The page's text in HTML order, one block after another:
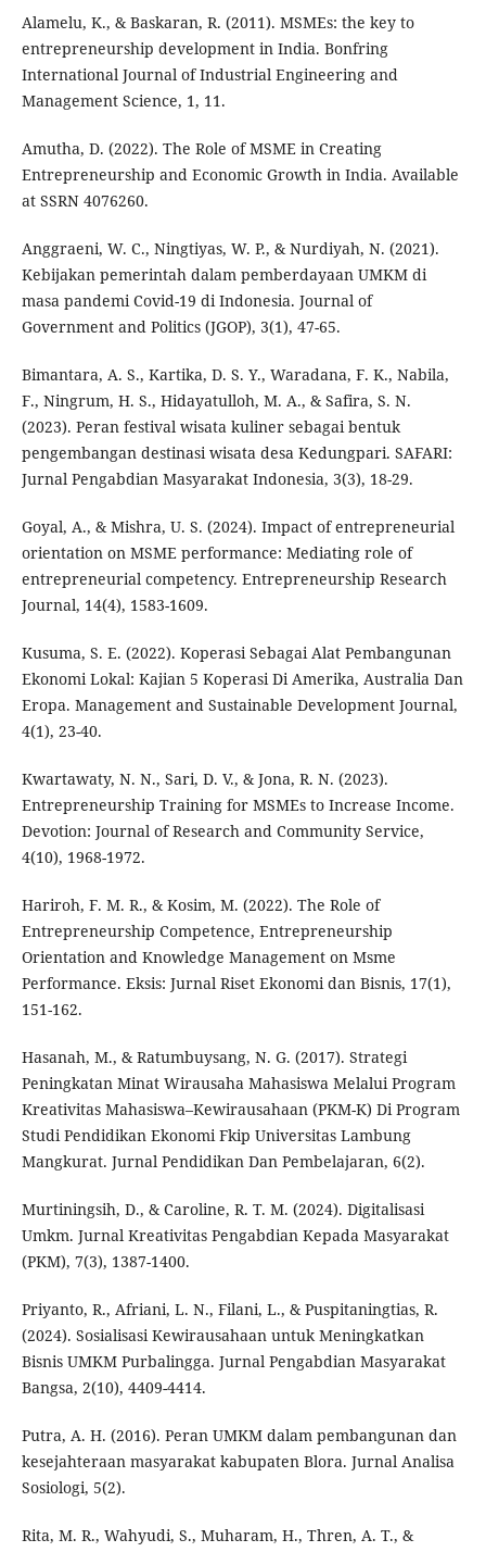
Alamelu, K., & Baskaran, R. (2011). MSMEs: the key to
entrepreneurship development in India. Bonfring
International Journal of Industrial Engineering and
Management Science, 1, 11.
Amutha, D. (2022). The Role of MSME in Creating
Entrepreneurship and Economic Growth in India. Available
at SSRN 4076260.
Anggraeni, W. C., Ningtiyas, W. P., & Nurdiyah, N. (2021).
Kebijakan pemerintah dalam pemberdayaan UMKM di
masa pandemi Covid-19 di Indonesia. Journal of
Government and Politics (JGOP), 3(1), 47-65.
Bimantara, A. S., Kartika, D. S. Y., Waradana, F. K., Nabila,
F., Ningrum, H. S., Hidayatulloh, M. A., & Safira, S. N.
(2023). Peran festival wisata kuliner sebagai bentuk
pengembangan destinasi wisata desa Kedungpari. SAFARI:
Jurnal Pengabdian Masyarakat Indonesia, 3(3), 18-29.
Goyal, A., & Mishra, U. S. (2024). Impact of entrepreneurial
orientation on MSME performance: Mediating role of
entrepreneurial competency. Entrepreneurship Research
Journal, 14(4), 1583-1609.
Kusuma, S. E. (2022). Koperasi Sebagai Alat Pembangunan
Ekonomi Lokal: Kajian 5 Koperasi Di Amerika, Australia Dan
Eropa. Management and Sustainable Development Journal,
4(1), 23-40.
Kwartawaty, N. N., Sari, D. V., & Jona, R. N. (2023).
Entrepreneurship Training for MSMEs to Increase Income.
Devotion: Journal of Research and Community Service,
4(10), 1968-1972.
Hariroh, F. M. R., & Kosim, M. (2022). The Role of
Entrepreneurship Competence, Entrepreneurship
Orientation and Knowledge Management on Msme
Performance. Eksis: Jurnal Riset Ekonomi dan Bisnis, 17(1),
151-162.
Hasanah, M., & Ratumbuysang, N. G. (2017). Strategi
Peningkatan Minat Wirausaha Mahasiswa Melalui Program
Kreativitas Mahasiswa–Kewirausahaan (PKM-K) Di Program
Studi Pendidikan Ekonomi Fkip Universitas Lambung
Mangkurat. Jurnal Pendidikan Dan Pembelajaran, 6(2).
Murtiningsih, D., & Caroline, R. T. M. (2024). Digitalisasi
Umkm. Jurnal Kreativitas Pengabdian Kepada Masyarakat
(PKM), 7(3), 1387-1400.
Priyanto, R., Afriani, L. N., Filani, L., & Puspitaningtias, R.
(2024). Sosialisasi Kewirausahaan untuk Meningkatkan
Bisnis UMKM Purbalingga. Jurnal Pengabdian Masyarakat
Bangsa, 2(10), 4409-4414.
Putra, A. H. (2016). Peran UMKM dalam pembangunan dan
kesejahteraan masyarakat kabupaten Blora. Jurnal Analisa
Sosiologi, 5(2).
Rita, M. R., Wahyudi, S., Muharam, H., Thren, A. T., &